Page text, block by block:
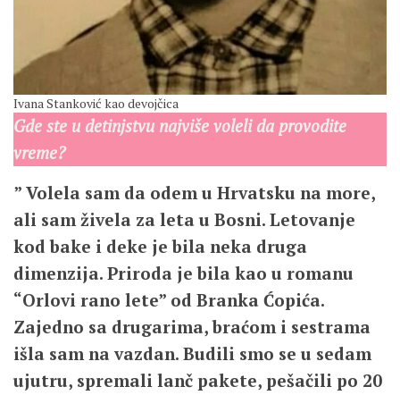
Ivana Stanković kao devojčica
Gde ste u detinjstvu najviše voleli da provodite
vreme?
” Volela sam da odem u Hrvatsku na more,
ali sam živela za leta u Bosni. Letovanje
kod bake i deke je bila neka druga
dimenzija. Priroda je bila kao u romanu
“Orlovi rano lete” od Branka Ćopića.
Zajedno sa drugarima, braćom i sestrama
išla sam na vazdan. Budili smo se u sedam
ujutru, spremali lanč pakete, pešačili po 20